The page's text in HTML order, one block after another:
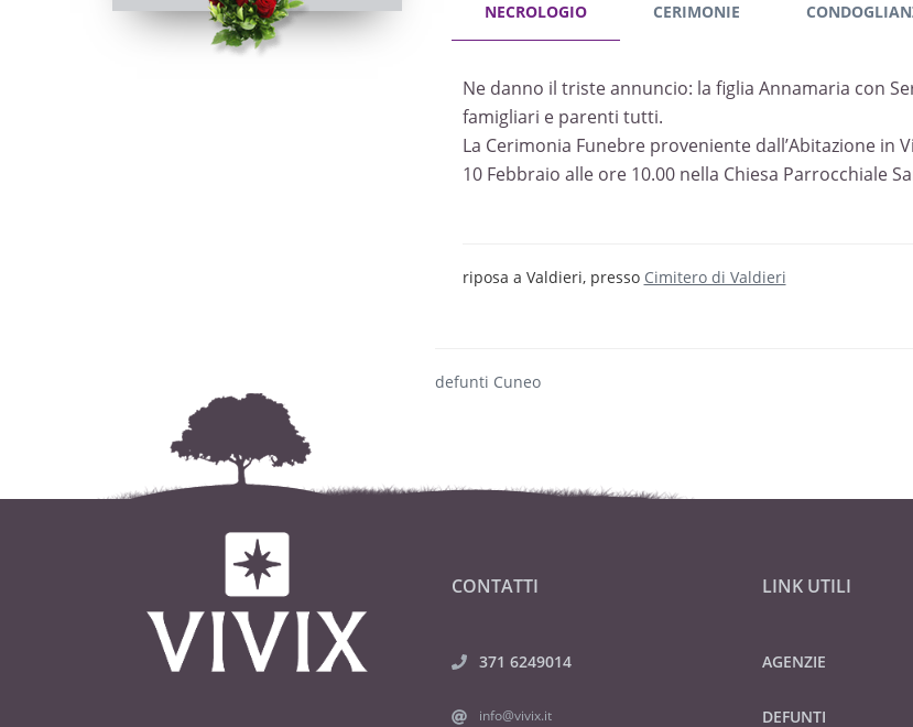
NECROLOGIO CERIMONIE
Ne danno il triste annuncio: la figlia Annamaria con
famigliari e parenti tutti.
La Cerimonia Funebre proveniente dall’Abitazione in
10 Febbraio alle ore 10.00 nella Chiesa Parrocchiale
riposa a Valdieri, presso Cimitero di Valdieri
defunti Cuneo
CONTATTI
371 6249014
info@vivix.it
LINK UTILI
AGENZIE
DEFUNTI